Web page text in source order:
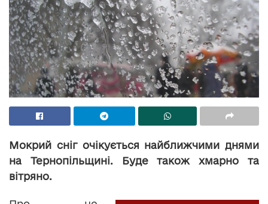
Мокрий сніг очікується найближчими днями
на Тернопільщині. Буде також хмарно та
вітряно.